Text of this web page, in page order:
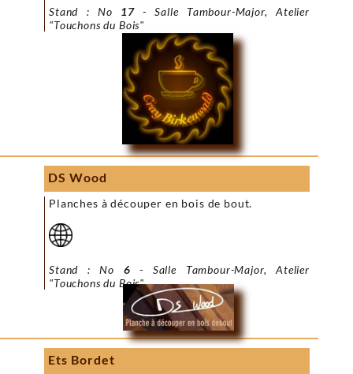
Stand : No 17- Salle Tambour-Major, Atelier
"Touchons du Bois"
DS Wood
Planches à découper en bois de bout.
Stand : No 6 - Salle Tambour-Major, Atelier
"Touchons du Bois"
Ets Bordet